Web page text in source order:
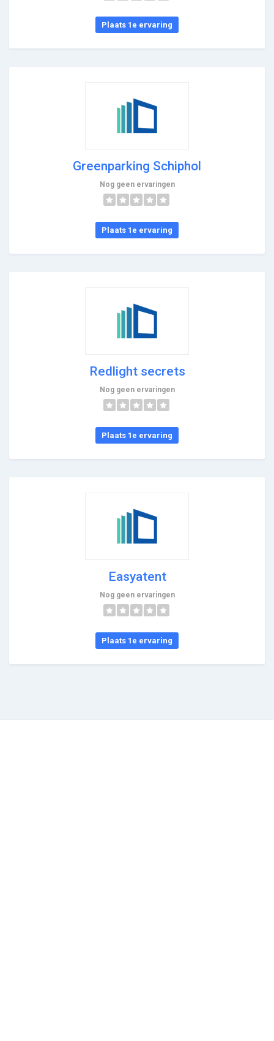
Plaats 1e ervaring
Greenparking Schiphol
Nog geen ervaringen
Plaats 1e ervaring
Redlight secrets
Nog geen ervaringen
Plaats 1e ervaring
Easyatent
Nog geen ervaringen
Plaats 1e ervaring